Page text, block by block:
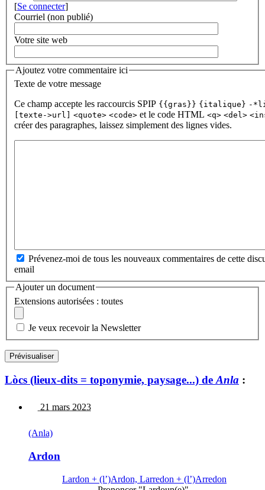
[Se connecter]
Courriel (non publié)
Votre site web
Ajoutez votre commentaire ici
Texte de votre message
Ce champ accepte les raccourcis SPIP {{gras}} {italique} -
[texte->url]
<quote> <code> et le code HTML <q> <del>
créer des paragraphes, laissez simplement des lignes vides.
Prévenez-moi de tous les nouveaux commentaires de cette
email
Ajouter un document
Extensions autorisées : toutes
Je veux recevoir la Newsletter
Lòcs (lieux-dits = toponymie, paysage...) de Anla :
21 mars 2023
(Anla)
Ardon
Lardon + (l’)Ardon, Larredon + (l’)Arredon